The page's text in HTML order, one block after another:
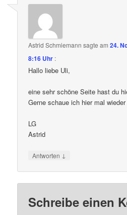
Astrid Schmiemann sagte am24.
8:16 Uhr :
Hallo liebe Uli,
eine sehr schöne Seite hast du
Gerne schaue ich hier mal
LG
Astrid
Antworten ↓
Schreibe einen